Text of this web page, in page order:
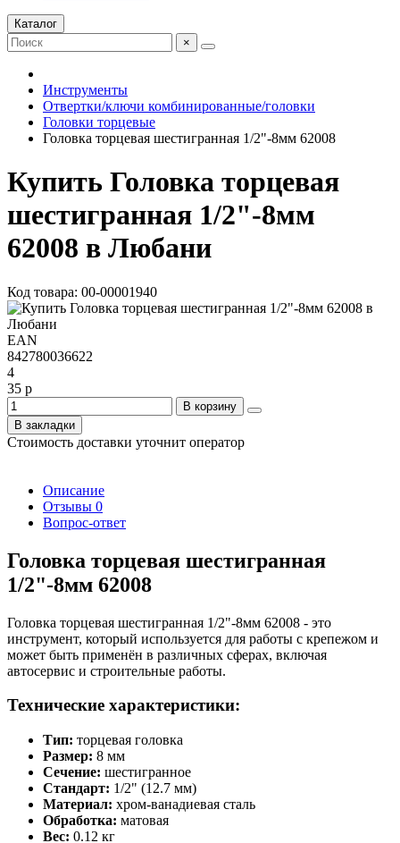
Каталог
×
Инструменты
Отвертки/ключи комбинированные/головки
Головки торцевые
Головка торцевая шестигранная 1/2"-8мм 62008
Купить Головка торцевая
шестигранная 1/2"-8мм
62008 в Любани
Код товара: 00-00001940
EAN
842780036622
4
35 р
В корзину
В закладки
Стоимость доставки уточнит оператор
Описание
Отзывы 0
Вопрос-ответ
Головка торцевая шестигранная
1/2"-8мм 62008
Головка торцевая шестигранная 1/2"-8мм 62008 - это
инструмент, который используется для работы с крепежом и
может быть применён в различных сферах, включая
автосервис и строительные работы.
Технические характеристики:
Тип: торцевая головка
Размер: 8 мм
Сечение: шестигранное
Стандарт: 1/2" (12.7 мм)
Материал: хром-ванадиевая сталь
Обработка: матовая
Вес: 0.12 кг